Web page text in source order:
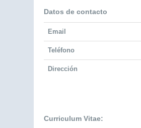
Datos de contacto
Email
Teléfono
Dirección
Curriculum Vitae: